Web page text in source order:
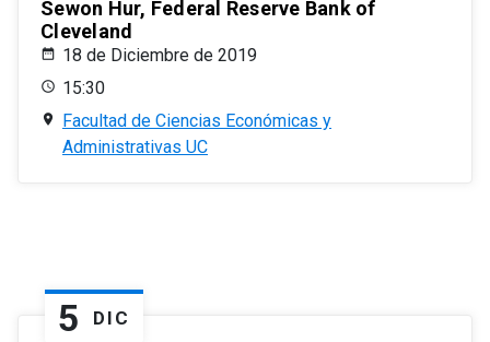
Sewon Hur, Federal Reserve Bank of
Cleveland
18 de Diciembre de 2019
15:30
Facultad de Ciencias Económicas y
Administrativas UC
5 DIC